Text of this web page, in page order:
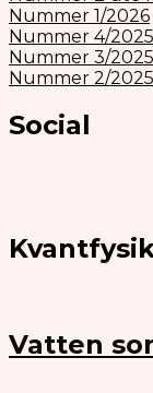
Nummer 1/2026
Nummer 4/2025
Nummer 3/2025
Nummer 2/2025
Social
Vatten